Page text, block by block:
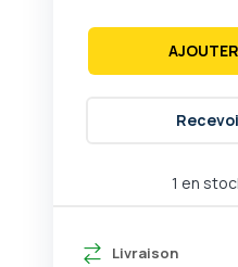
1 en
Livraison